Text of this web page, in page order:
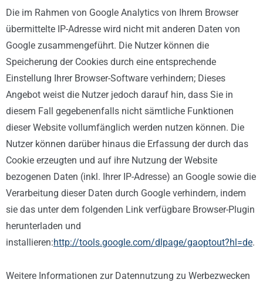
Die im Rahmen von Google Analytics von Ihrem Browser
übermittelte IP-Adresse wird nicht mit anderen Daten von
Google zusammengeführt. Die Nutzer können die
Speicherung der Cookies durch eine entsprechende
Einstellung Ihrer Browser-Software verhindern; Dieses
Angebot weist die Nutzer jedoch darauf hin, dass Sie in
diesem Fall gegebenenfalls nicht sämtliche Funktionen
dieser Website vollumfänglich werden nutzen können. Die
Nutzer können darüber hinaus die Erfassung der durch das
Cookie erzeugten und auf ihre Nutzung der Website
bezogenen Daten (inkl. Ihrer IP-Adresse) an Google sowie die
Verarbeitung dieser Daten durch Google verhindern, indem
sie das unter dem folgenden Link verfügbare Browser-Plugin
herunterladen und
installieren:http://tools.google.com/dlpage/gaoptout?hl=de.
Weitere Informationen zur Datennutzung zu Werbezwecken